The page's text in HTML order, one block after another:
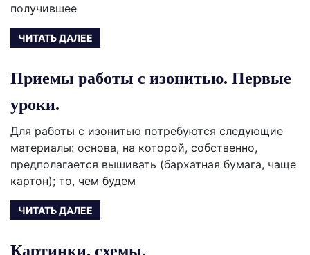
получившее
ЧИТАТЬ ДАЛЕЕ
Приемы работы с изонитью. Первые
уроки.
Для работы с изонитью потребуются следующие
материалы: основа, на которой, собственно,
предполагается вышивать (бархатная бумага, чаще
картон); то, чем будем
ЧИТАТЬ ДАЛЕЕ
Картинки, схемы.